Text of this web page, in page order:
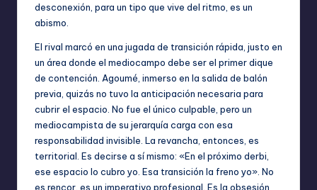
desconexión, para un tipo que vive del ritmo, es un
abismo.
El rival marcó en una jugada de transición rápida, justo en
un área donde el mediocampo debe ser el primer dique
de contención. Agoumé, inmerso en la salida de balón
previa, quizás no tuvo la anticipación necesaria para
cubrir el espacio. No fue el único culpable, pero un
mediocampista de su jerarquía carga con esa
responsabilidad invisible. La revancha, entonces, es
territorial. Es decirse a sí mismo: «En el próximo derbi,
ese espacio lo cubro yo. Esa transición la freno yo». No
es rencor, es un imperativo profesional. Es la obsesión